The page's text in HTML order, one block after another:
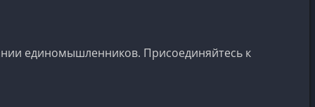
единомышленников. Присоединяйтесь к